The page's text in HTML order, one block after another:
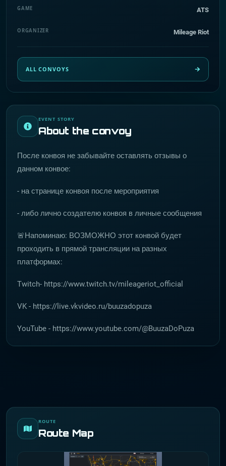
EVENT STORY
About the convoy
После конвоя не забывайте оставлять отзывы о
данном конвое:
- на странице конвоя после мероприятия
- либо лично создателю конвоя в личные сообщения
🚨Напоминаю: ВОЗМОЖНО этот конвой будет
проходить в прямой трансляции на разных
платформах:
Twitch- https://www.twitch.tv/mileageriot_official
VK - https://live.vkvideo.ru/buuzadopuza
YouTube - https://www.youtube.com/@BuuzaDoPuza
ROUTE
Route Map
GAME ATS
ORGANIZER Mileage Riot
ALL CONVOYS